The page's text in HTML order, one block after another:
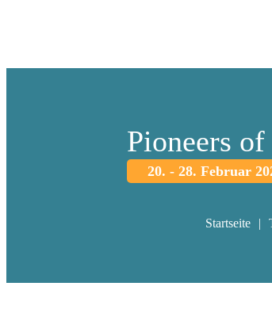
Pioneers
20. - 28. Februar
Startseite